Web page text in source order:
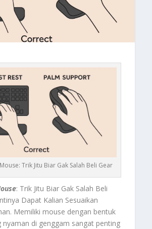
Trik Jitu Biar Gak Salah Beli Gear
: Trik Jitu Biar Gak Salah Beli
Dapat Kalian Sesuaikan
Memiliki mouse dengan bentuk
nyaman di genggam sangat penting